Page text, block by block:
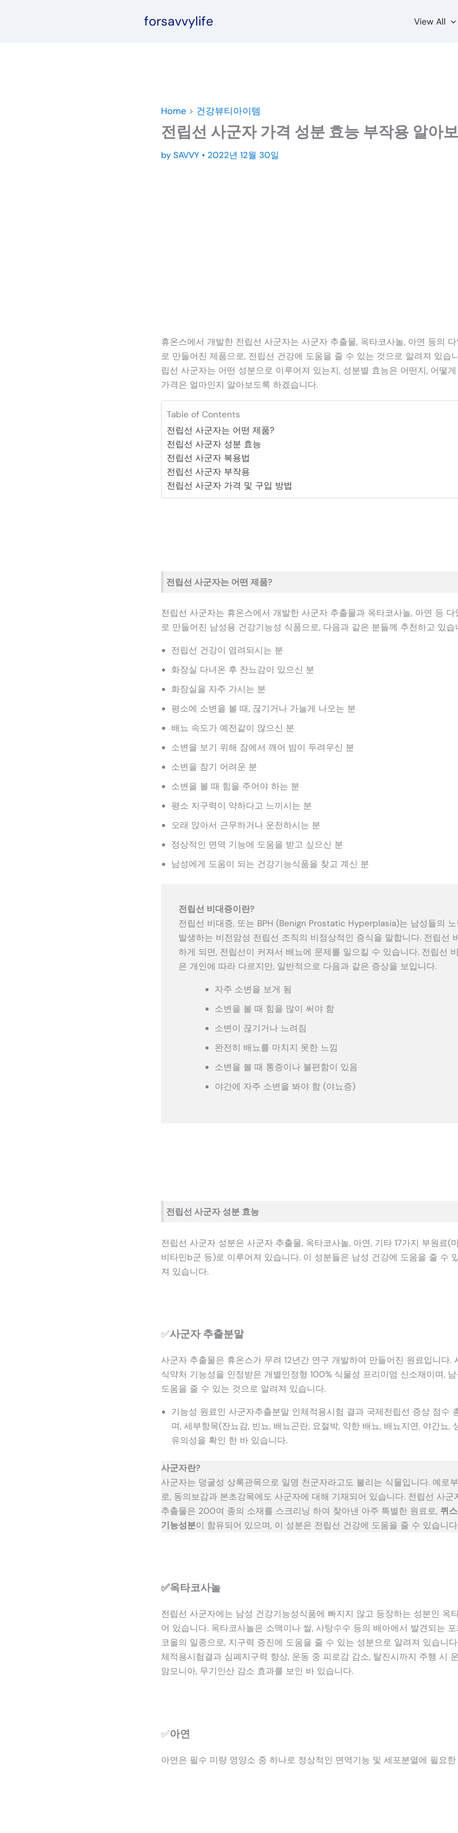
forsavvylife View All
Home> 건강뷰티아이템
전립선 사군자 가격 성분 효능 부작용 알아
by SAVVY • 2022년 12월 30일
휴온스에서 개발한 전립선 사군자는 사군자 추출물, 옥타코사놀, 아연 등의
로 만들어진 제품으로, 전립선 건강에 도움을 줄 수 있는 것으로 알려져 있습
립선 사군자는 어떤 성분으로 이루어져 있는지, 성분별 효능은 어떤지, 어떻
가격은 얼마인지 알아보도록 하겠습니다.
Table of Contents
전립선 사군자는 어떤 제품?
전립선 사군자 성분 효능
전립선 사군자 복용법
전립선 사군자 부작용
전립선 사군자 가격 및 구입 방법
전립선 사군자는 어떤 제품?
전립선 사군자는 휴온스에서 개발한 사군자 추출물과 옥타코사놀, 아연 등
로 만들어진 남성용 건강기능성 식품으로, 다음과 같은 분들께 추천하고 있습
전립선 건강이 염려되시는 분
화장실 다녀온 후 잔뇨감이 있으신 분
화장실을 자주 가시는 분
평소에 소변을 볼 때, 끊기거나 가늘게 나오는 분
배뇨 속도가 예전같이 않으신 분
소변을 보기 위해 잠에서 깨어 밤이 두려우신 분
소변을 참기 어려운 분
소변을 볼 때 힘을 주어야 하는 분
평소 지구력이 약하다고 느끼시는 분
오래 앉아서 근무하거나 운전하시는 분
정상적인 면역 기능에 도움을 받고 싶으신 분
남성에게 도움이 되는 건강기능식품을 찾고 계신 분
전립선 비대증이란?
전립선 비대증, 또는 BPH (Benign Prostatic Hyperplasia)는 남성들의
발생하는 비전암성 전립선 조직의 비정상적인 증식을 말합니다. 전립선
하게 되면, 전립선이 커져서 배뇨에 문제를 일으킬 수 있습니다. 전립선
은 개인에 따라 다르지만, 일반적으로 다음과 같은 증상을 보입니다.
자주 소변을 보게 됨
소변을 볼 때 힘을 많이 써야 함
소변이 끊기거나 느려짐
완전히 배뇨를 마치지 못한 느낌
소변을 볼 때 통증이나 불편함이 있음
야간에 자주 소변을 봐야 함 (야뇨증)
전립선 사군자 성분 효능
전립선 사군자 성분은 사군자 추출물, 옥타코사놀, 아연, 기타 17가지 부원료(
비타민b군 등)로 이루어져 있습니다. 이 성분들은 남성 건강에 도움을 줄 수
져 있습니다.
✅사군자 추출분말
사군자 추출물은 휴온스가 무려 12년간 연구 개발하여 만들어진 원료입니다.
식약처 기능성을 인정받은 개별인정형 100% 식물성 프리미엄 신소재이며,
도움을 줄 수 있는 것으로 알려져 있습니다.
기능성 원료인 사군자추출분말 인체적용시험 결과 국제전립선 증상 점수
며, 세부항목(잔뇨감, 빈뇨, 배뇨곤란, 요절박, 약한 배뇨, 배뇨지연, 야간뇨,
유의성을 확인 한 바 있습니다.
사군자란?
사군자는 덩굴성 상록관목으로 일명 천군자라고도 불리는 식물입니다. 예로
로, 동의보감과 본초강목에도 사군자에 대해 기재되어 있습니다. 전립선 사군
추출물은 200여 종의 소재를 스크리닝 하여 찾아낸 아주 특별한 원료로, 퀴
기능성분이 함유되어 있으며, 이 성분은 전립선 건강에 도움을 줄 수 있습니
✅옥타코사놀
전립선 사군자에는 남성 건강기능성식품에 빠지지 않고 등장하는 성분인 옥
어 있습니다. 옥타코사놀은 소맥이나 쌀, 사탕수수 등의 배아에서 발견되는
코올의 일종으로, 지구력 증진에 도움을 줄 수 있는 성분으로 알려져 있습니
체적용시험결과 심폐지구력 향상, 운동 중 피로감 감소, 탈진시까지 주행 시
암모니아, 무기인산 감소 효과를 보인 바 있습니다.
✅아연
아연은 필수 미량 영양소 중 하나로 정상적인 면역기능 및 세포분열에 필요한